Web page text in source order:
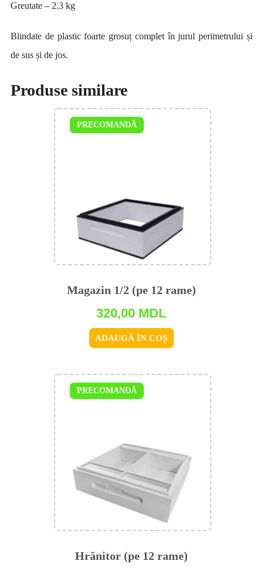
Greutate – 2.3 kg
Blindate de plastic foarte grosuț complet în jurul perimetrului și
de sus și de jos.
Produse similare
Magazin 1/2 (pe 12 rame)
320,00 MDL
ADAUGĂ ÎN COȘ
PRECOMANDĂ
Hrănitor (pe 12 rame)
PRECOMANDĂ